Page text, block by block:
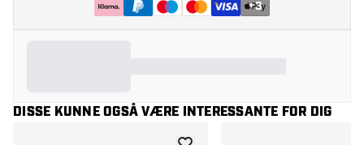
+3
DISSE KUNNE OGSÅ VÆRE INTERESSANTE FOR DIG